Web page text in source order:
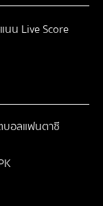
นน Live Score
บอลแฟนตาซี